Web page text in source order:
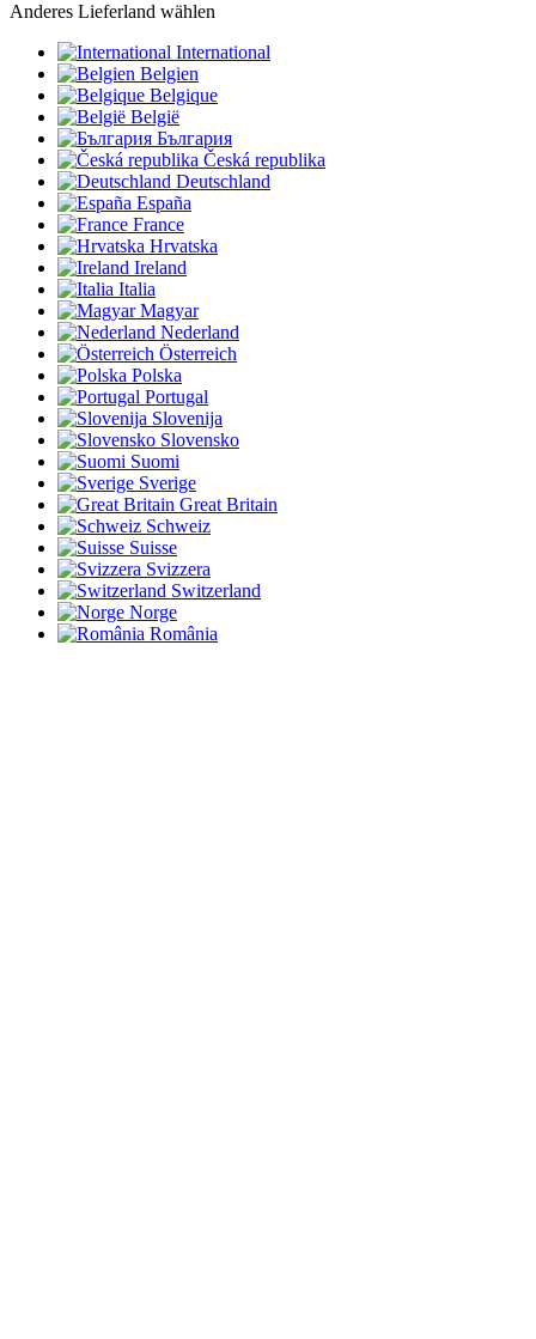
Anderes Lieferland wählen
International
Belgien
Belgique
België
България
Česká republika
Deutschland
España
France
Hrvatska
Ireland
Italia
Magyar
Nederland
Österreich
Polska
Portugal
Slovenija
Slovensko
Suomi
Sverige
Great Britain
Schweiz
Suisse
Svizzera
Switzerland
Norge
România